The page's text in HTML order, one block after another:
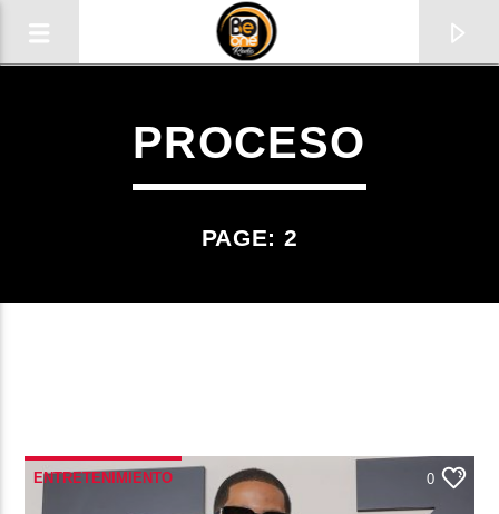
TITLE
ARTIST
PROCESO
PAGE: 2
ENTRETENIMIENTO 0